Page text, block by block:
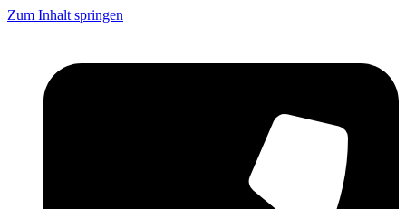
Zum Inhalt springen